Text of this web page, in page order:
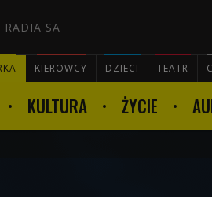
RADIA SA
KIEROWCY DZIECI TEATR
KULTURA ŻYCIE